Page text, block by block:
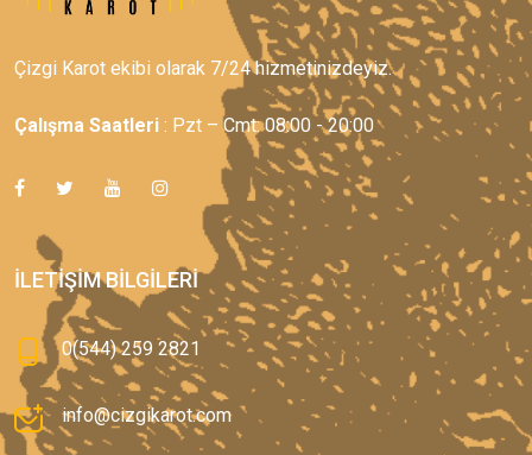
Çizgi Karot ekibi olarak 7/24 hizmetinizdeyiz.
Çalışma Saatleri : Pzt – Cmt: 08:00 - 20:00
İLETIŞIM BILGILERI
0(544) 259 2821
info@cizgikarot.com